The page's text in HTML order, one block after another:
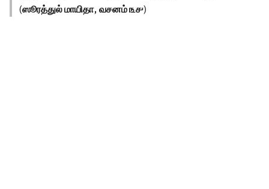
(ஸூரத்துல் மாயிதா, வசனம் ௩௪)